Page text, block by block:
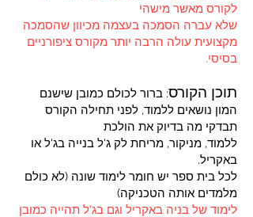
לקורס מאשר מישהי
שלא עברה הסמכה בעצמה מכיוון שהסמכה
מקצועית עולה הרבה יותר מקורס ציפורניים
בסיסי.
תוכן הקורס: ברור לכולם כמובן שישנם
המון נושאים ללמוד, לפני תחילה הקורס
תבדקי מה בדיוק את הולכת
ללמוד, מניקור, מריחת לק ג'ל בנייה בג'ל או
באקריל.
לכל בית ספר יש חומר לימוד שונה (לא כולם
מלמדים אותה הטכניקה)
לימוד של בניה באקריל וגם בג'ל תהייה כמובן